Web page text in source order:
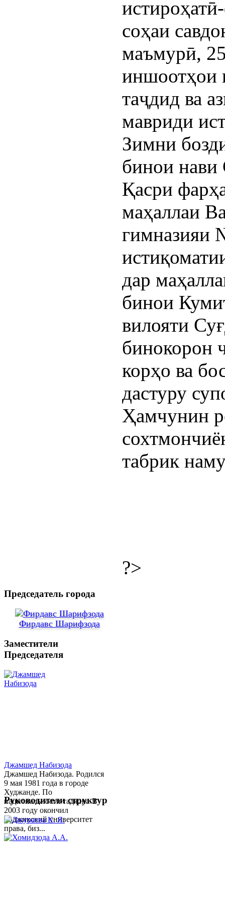
соҳаи
маъмурӣ,
иншоотҳои
таҷдид ва
мавриди
Зимни
бинои нави
Қасри
маҳаллаи
гимназияи
дар
бинои
вилояти
бинокорон
корҳо ва
дастуру
Ҳамчунин
табрик
?>
Председатель города
Фирдавс Шарифзода
Заместители
Председателя
Джамшед Набизода
Джамшед Набизода. Родился
9 мая 1981 года в городе
Худжанде. По
национальности таджик. В
2003 году окончил
Таджикский университет
права, биз...
Руководители структур